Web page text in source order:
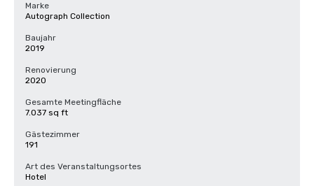
Marke
Autograph Collection
Baujahr
2019
Renovierung
2020
Gesamte Meetingfläche
7.037 sq ft
Gästezimmer
191
Art des Veranstaltungsortes
Hotel